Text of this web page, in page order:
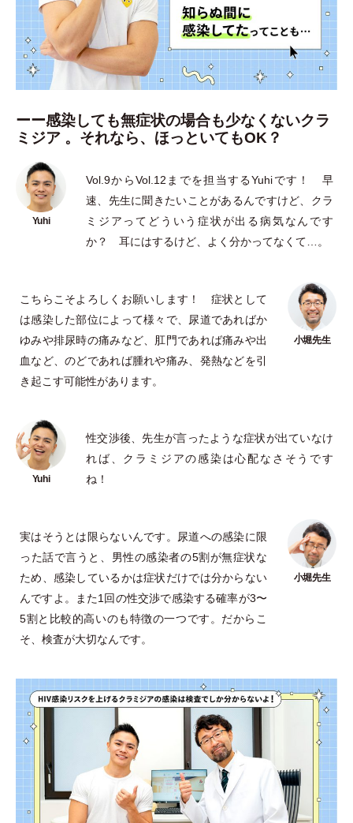
ーー感染しても無症状の場合も少なくないクラ
ミジア 。それなら、ほっといてもOK？
Vol.9からVol.12までを担当するYuhiです！ 早
速、先生に聞きたいことがあるんですけど、クラ
ミジアってどういう症状が出る病気なんです
か？ 耳にはするけど、よく分かってなくて…。
こちらこそよろしくお願いします！ 症状として
は感染した部位によって様々で、尿道であればか
ゆみや排尿時の痛みなど、肛門であれば痛みや出
血など、のどであれば腫れや痛み、発熱などを引
き起こす可能性があります。
性交渉後、先生が言ったような症状が出ていなけ
れば、クラミジアの感染は心配なさそうです
ね！
実はそうとは限らないんです。尿道への感染に限
った話で言うと、男性の感染者の5割が無症状な
ため、感染しているかは症状だけでは分からない
んですよ。また1回の性交渉で感染する確率が3〜
5割と比較的高いのも特徴の一つです。だからこ
そ、検査が大切なんです。